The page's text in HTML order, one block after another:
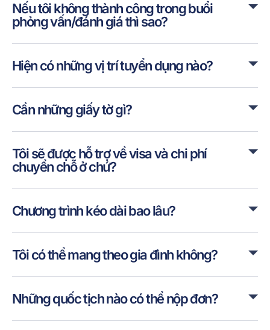
Nếu tôi không thành công trong buổi
phỏng vấn/đánh giá thì sao?
Hiện có những vị trí tuyển dụng nào?
Cần những giấy tờ gì?
Tôi sẽ được hỗ trợ về visa và chi phí
chuyển chỗ ở chứ?
Chương trình kéo dài bao lâu?
Tôi có thể mang theo gia đình không?
Những quốc tịch nào có thể nộp đơn?